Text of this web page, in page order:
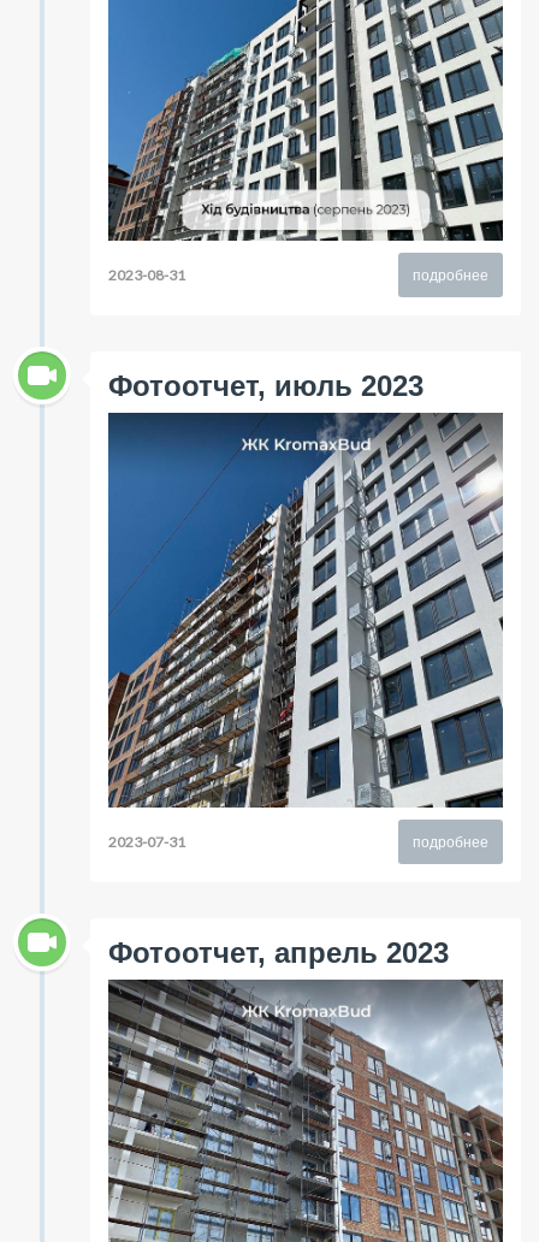
подробнее
2023-08-31
Фотоотчет, июль 2023
подробнее
2023-07-31
Фотоотчет, апрель 2023